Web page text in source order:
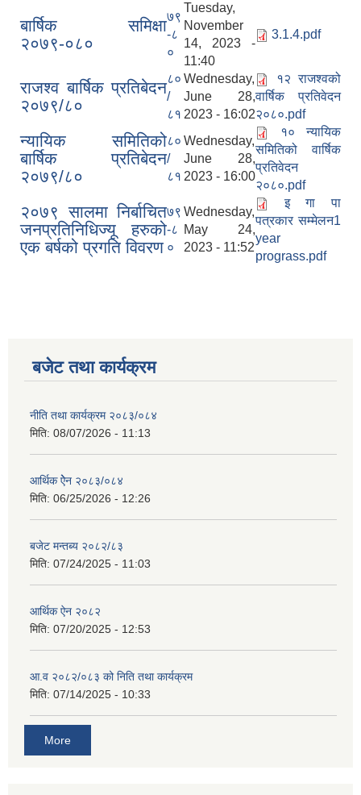
बार्षिक समिक्षा
२०७९-०८०
७९
-८
०
Tuesday,
November
14, 2023 -
11:40
3.1.4.pdf
राजश्व बार्षिक प्रतिबेदन
२०७९/८०
८०
/
८१
Wednesday,
June 28,
2023 - 16:02
१२ राजश्वको
वार्षिक प्रतिवेदन
२०८०.pdf
न्यायिक समितिको
बार्षिक प्रतिबेदन
२०७९/८०
८०
/
८१
Wednesday,
June 28,
2023 - 16:00
१० न्यायिक
समितिको वार्षिक
प्रतिवेदन
२०८०.pdf
२०७९ सालमा निर्बाचित
जनप्रतिनिधिज्यू हरुको
एक बर्षको प्रगति विवरण
७९
-८
०
Wednesday,
May 24,
2023 - 11:52
इ गा पा
पत्रकार सम्मेलन1
year
prograss.pdf
बजेट तथा कार्यक्रम
नीति तथा कार्यक्रम २०८३/०८४
मिति: 08/07/2026 - 11:13
आर्थिक ऐेन २०८३/०८४
मिति: 06/25/2026 - 12:26
बजेट मन्तब्य २०८२/८३
मिति: 07/24/2025 - 11:03
आर्थिक ऐन २०८२
मिति: 07/20/2025 - 12:53
आ.व २०८२/०८३ को निति तथा कार्यक्रम
मिति: 07/14/2025 - 10:33
More